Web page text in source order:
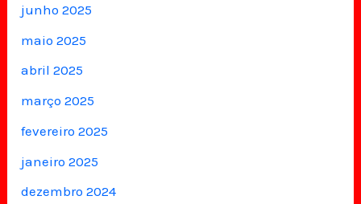
junho 2025
maio 2025
abril 2025
março 2025
fevereiro 2025
janeiro 2025
dezembro 2024